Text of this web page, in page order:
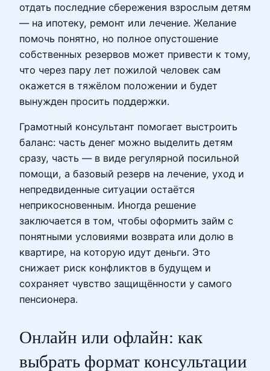
отдать последние сбережения взрослым детям
— на ипотеку, ремонт или лечение. Желание
помочь понятно, но полное опустошение
собственных резервов может привести к тому,
что через пару лет пожилой человек сам
окажется в тяжёлом положении и будет
вынужден просить поддержки.
Грамотный консультант помогает выстроить
баланс: часть денег можно выделить детям
сразу, часть — в виде регулярной посильной
помощи, а базовый резерв на лечение, уход и
непредвиденные ситуации остаётся
неприкосновенным. Иногда решение
заключается в том, чтобы оформить займ с
понятными условиями возврата или долю в
квартире, на которую идут деньги. Это
снижает риск конфликтов в будущем и
сохраняет чувство защищённости у самого
пенсионера.
Онлайн или офлайн: как
выбрать формат консультации